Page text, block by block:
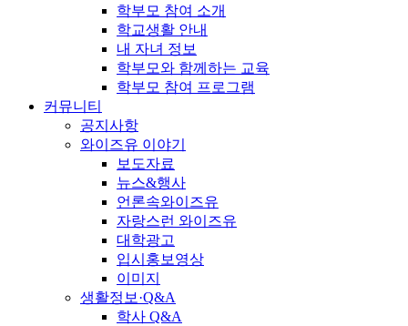
학부모 참여 소개
학교생활 안내
내 자녀 정보
학부모와 함께하는 교육
학부모 참여 프로그램
커뮤니티
공지사항
와이즈유 이야기
보도자료
뉴스&행사
언론속와이즈유
자랑스런 와이즈유
대학광고
입시홍보영상
이미지
생활정보·Q&A
학사 Q&A